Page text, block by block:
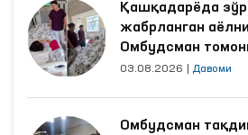
Қашқадарёда
жабрланган
Омбудсман
03.08.2026 Давоми
Омбудсман